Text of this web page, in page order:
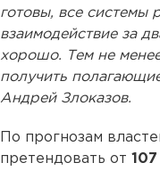
готовы, все системы
взаимодействие за
хорошо. Тем не
получить
Андрей Злоказов.
По прогнозам
претендовать от